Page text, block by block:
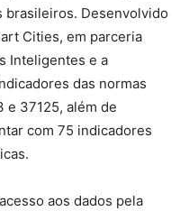
brasileiros. Desenvolvido
Cities, em parceria
Inteligentes e a
das normas
e 37125, além de
com 75 indicadores
aos dados pela